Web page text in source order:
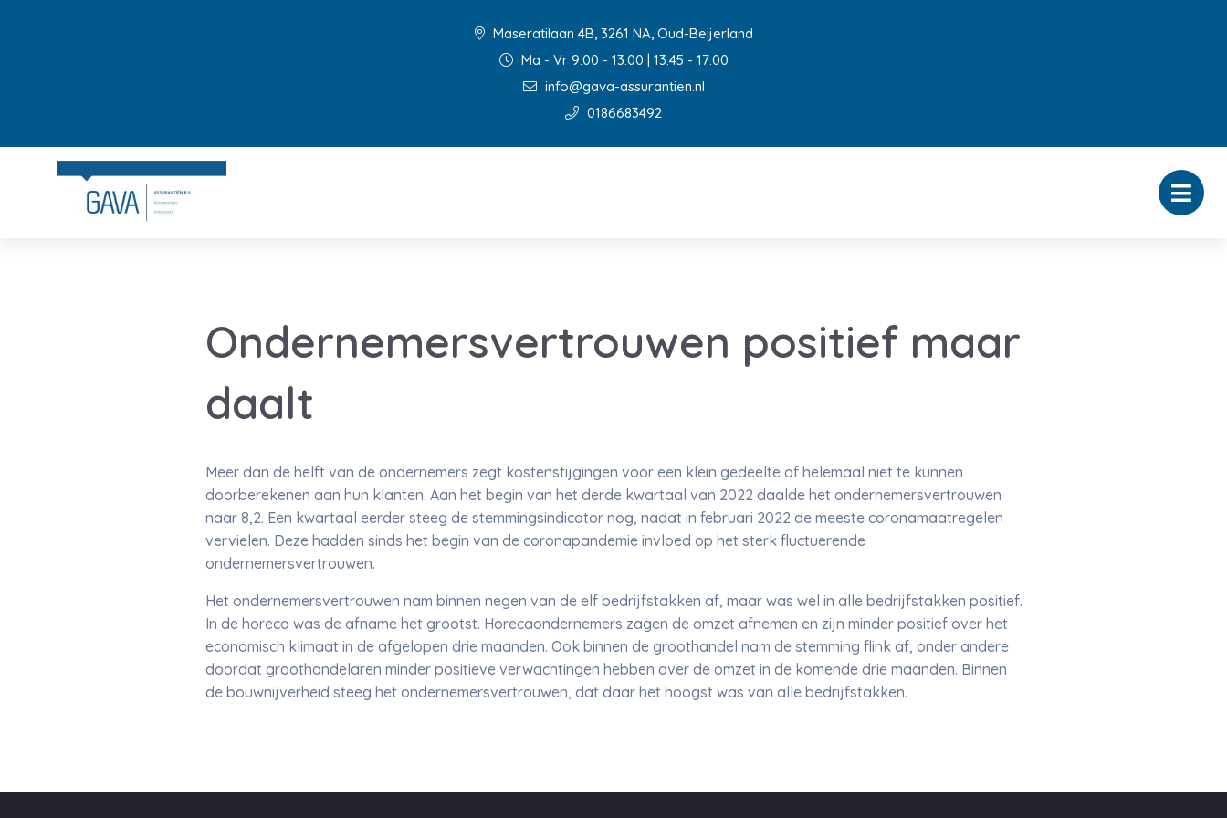
Maseratilaan 4B, 3261 NA, Oud-Beijerland
Ma - Vr 9:00 - 13:00 | 13:45 - 17:00
info@gava-assurantien.nl
0186683492
Ondernemersvertrouwen positief maar
daalt
Meer dan de helft van de ondernemers zegt kostenstijgingen voor een klein gedeelte of helemaal niet te kunnen
doorberekenen aan hun klanten. Aan het begin van het derde kwartaal van 2022 daalde het ondernemersvertrouwen
naar 8,2. Een kwartaal eerder steeg de stemmingsindicator nog, nadat in februari 2022 de meeste coronamaatregelen
vervielen. Deze hadden sinds het begin van de coronapandemie invloed op het sterk fluctuerende
ondernemersvertrouwen.
Het ondernemersvertrouwen nam binnen negen van de elf bedrijfstakken af, maar was wel in alle bedrijfstakken positief.
In de horeca was de afname het grootst. Horecaondernemers zagen de omzet afnemen en zijn minder positief over het
economisch klimaat in de afgelopen drie maanden. Ook binnen de groothandel nam de stemming flink af, onder andere
doordat groothandelaren minder positieve verwachtingen hebben over de omzet in de komende drie maanden. Binnen
de bouwnijverheid steeg het ondernemersvertrouwen, dat daar het hoogst was van alle bedrijfstakken.